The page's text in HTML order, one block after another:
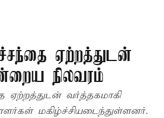
ஏற்றத்துடன்
நிலவரம்
ஏற்றத்துடன் வர்த்தகமாகி
மகிழ்ச்சியடைந்துள்ளனர்.